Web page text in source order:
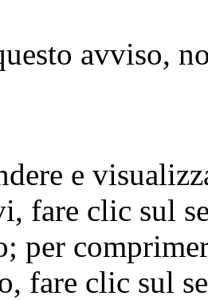
avviso,
e
fare clic sul
per
fare clic sul